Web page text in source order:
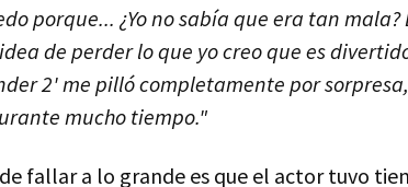
porque... ¿Yo no sabía que era tan
de perder lo que yo creo que es
2' me pilló completamente por
mucho tiempo."
fallar a lo grande es que el actor tuvo